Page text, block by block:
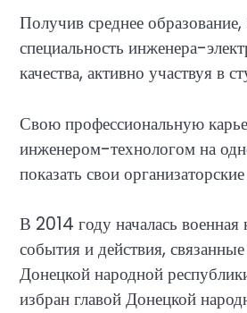
Получив среднее
специальность инженера-
качества, активно участвуя в
Свою профессиональную
инженером-технологом на
показать свои
В 2014 году началась военная
события и действия,
Донецкой народной
избран главой Донецкой